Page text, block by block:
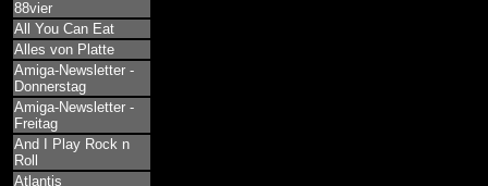
88vier
All You Can Eat
Alles von Platte
Amiga-Newsletter -
Donnerstag
Amiga-Newsletter -
Freitag
And I Play Rock n
Roll
Atlantis